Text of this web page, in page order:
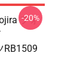
フォ
RB1509
-20%